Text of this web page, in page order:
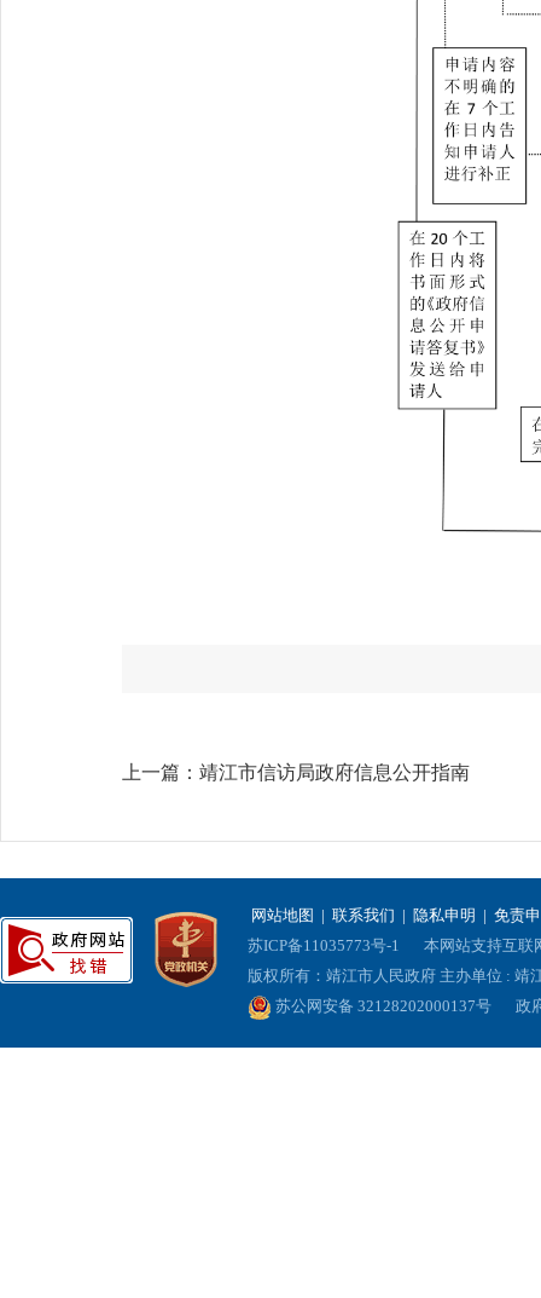
上一篇： 靖江市信访局政府信息公开指南
网站地图 | 联系我们 | 隐私申明 | 免责
苏ICP备11035773号-1
本网站支持互联
版权所有：靖江市人民政府 主办单位 : 靖
苏公网安备 32128202000137号
政